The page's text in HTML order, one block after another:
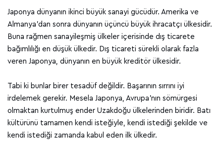
Japonya dünyanın ikinci büyük sanayi gücüdür. Amerika ve
Almanya'dan sonra dünyanın üçüncü büyük ihracatçı ülkesidir.
Buna rağmen sanayileşmiş ülkeler içerisinde dış ticarete
bağımlılığı en düşük ülkedir. Dış ticareti sürekli olarak fazla
veren Japonya, dünyanın en büyük kreditör ülkesidir.
Tabi ki bunlar birer tesadüf değildir. Başarının sırrını iyi
irdelemek gerekir. Mesela Japonya, Avrupa’nın sömürgesi
olmaktan kurtulmuş ender Uzakdoğu ülkelerinden biridir. Batı
kültürünü tamamen kendi isteğiyle, kendi istediği şekilde ve
kendi istediği zamanda kabul eden ilk ülkedir.